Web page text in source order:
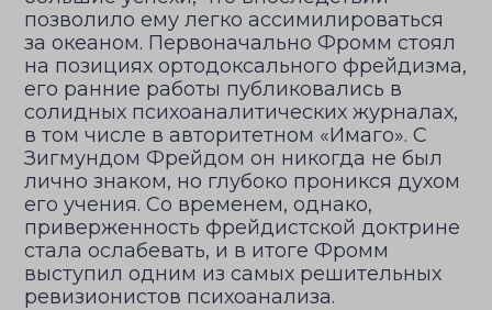
позволило ему легко ассимилироваться
за океаном. Первоначально Фромм стоял
на позициях ортодоксального фрейдизма,
его ранние работы публиковались в
солидных психоаналитических журналах,
в том числе в авторитетном «Имаго». С
Зигмундом Фрейдом он никогда не был
лично знаком, но глубоко проникся духом
его учения. Со временем, однако,
приверженность фрейдистской доктрине
стала ослабевать, и в итоге Фромм
выступил одним из самых решительных
ревизионистов психоанализа.